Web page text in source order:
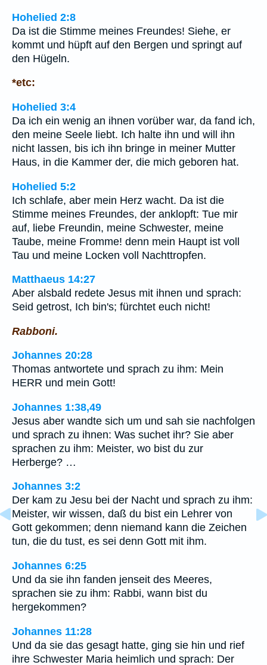
Hohelied 2:8
Da ist die Stimme meines Freundes! Siehe, er
kommt und hüpft auf den Bergen und springt auf
den Hügeln.
*etc:
Hohelied 3:4
Da ich ein wenig an ihnen vorüber war, da fand ich,
den meine Seele liebt. Ich halte ihn und will ihn
nicht lassen, bis ich ihn bringe in meiner Mutter
Haus, in die Kammer der, die mich geboren hat.
Hohelied 5:2
Ich schlafe, aber mein Herz wacht. Da ist die
Stimme meines Freundes, der anklopft: Tue mir
auf, liebe Freundin, meine Schwester, meine
Taube, meine Fromme! denn mein Haupt ist voll
Tau und meine Locken voll Nachttropfen.
Matthaeus 14:27
Aber alsbald redete Jesus mit ihnen und sprach:
Seid getrost, Ich bin's; fürchtet euch nicht!
Rabboni.
Johannes 20:28
Thomas antwortete und sprach zu ihm: Mein
HERR und mein Gott!
Johannes 1:38,49
Jesus aber wandte sich um und sah sie nachfolgen
und sprach zu ihnen: Was suchet ihr? Sie aber
sprachen zu ihm: Meister, wo bist du zur
Herberge? …
Johannes 3:2
Der kam zu Jesu bei der Nacht und sprach zu ihm:
Meister, wir wissen, daß du bist ein Lehrer von
Gott gekommen; denn niemand kann die Zeichen
tun, die du tust, es sei denn Gott mit ihm.
Johannes 6:25
Und da sie ihn fanden jenseit des Meeres,
sprachen sie zu ihm: Rabbi, wann bist du
hergekommen?
Johannes 11:28
Und da sie das gesagt hatte, ging sie hin und rief
ihre Schwester Maria heimlich und sprach: Der